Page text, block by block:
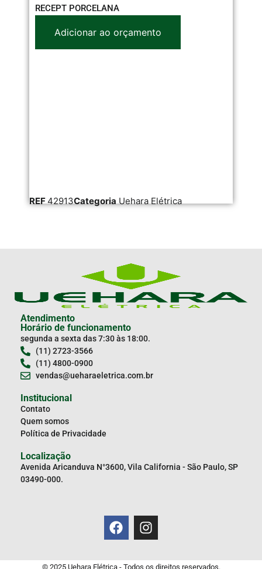
RECEPT PORCELANA
Adicionar ao orçamento
REF42913Categoria Uehara Elétrica
Atendimento
Horário de funcionamento
segunda a sexta das 7:30 às 18:00.
(11) 2723-3566
(11) 4800-0900
vendas@ueharaeletrica.com.br
Institucional
Contato
Quem somos
Política de Privacidade
Localização
Avenida Aricanduva N°3600, Vila California - São Paulo, SP
03490-000.
© 2025 Uehara Elétrica - Todos os direitos reservados.